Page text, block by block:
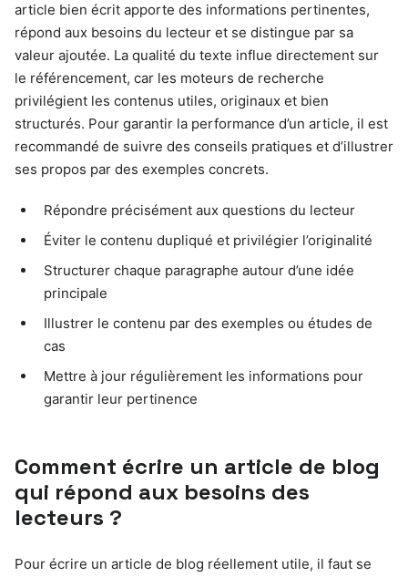
article bien écrit apporte des informations pertinentes,
répond aux besoins du lecteur et se distingue par sa
valeur ajoutée. La qualité du texte influe directement sur
le référencement, car les moteurs de recherche
privilégient les contenus utiles, originaux et bien
structurés. Pour garantir la performance d’un article, il est
recommandé de suivre des conseils pratiques et d’illustrer
ses propos par des exemples concrets.
Répondre précisément aux questions du lecteur
Éviter le contenu dupliqué et privilégier l’originalité
Structurer chaque paragraphe autour d’une idée
principale
Illustrer le contenu par des exemples ou études de
cas
Mettre à jour régulièrement les informations pour
garantir leur pertinence
Comment écrire un article de blog
qui répond aux besoins des
lecteurs ?
Pour écrire un article de blog réellement utile, il faut se